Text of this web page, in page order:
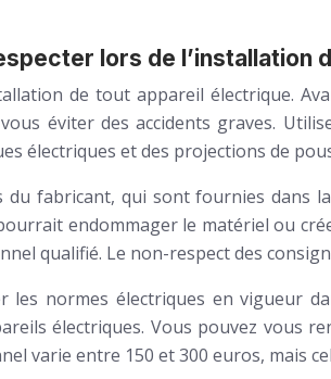
lors de l’installation
de tout appareil électrique.
éviter des accidents graves.
électriques et des projections de
du fabricant, qui sont fournies dans
endommager le matériel ou
qualifié. Le non-respect des
les normes électriques en vigueur
électriques. Vous pouvez vous
varie entre 150 et 300 euros,